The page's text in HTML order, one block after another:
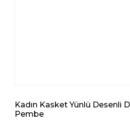
Kadın Kasket Yünlü Desenli
Pembe